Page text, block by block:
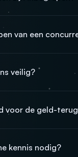
van een
veilig?
voor de geld-
kennis nodig?